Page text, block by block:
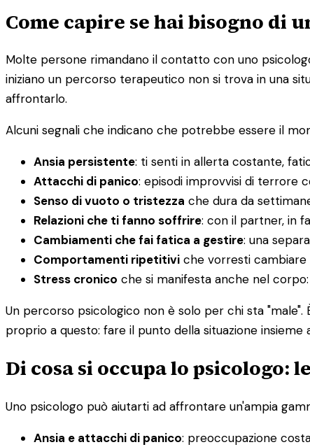
Come capire se hai bisogno di
Molte persone rimandano il contatto con uno
iniziano un percorso terapeutico non si trova in una
affrontarlo.
Alcuni segnali che indicano che potrebbe essere il
Ansia persistente: ti senti in allerta costante,
Attacchi di panico: episodi improvvisi di terrore
Senso di vuoto o tristezza che dura da
Relazioni che ti fanno soffrire: con il partner, in
Cambiamenti che fai fatica a gestire: una
Comportamenti ripetitivi che vorresti
Stress cronico che si manifesta anche nel
Un percorso psicologico non è solo per chi sta
proprio a questo: fare il punto della situazione insieme
Di cosa si occupa lo
Uno psicologo può aiutarti ad affrontare un'ampia
Ansia e attacchi di panico: preoccupazione